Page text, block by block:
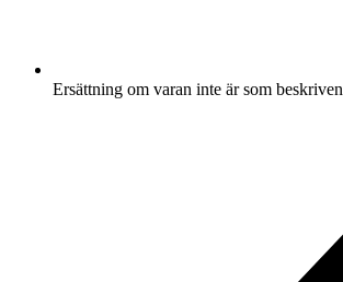
Ersättning om varan inte är som beskriven